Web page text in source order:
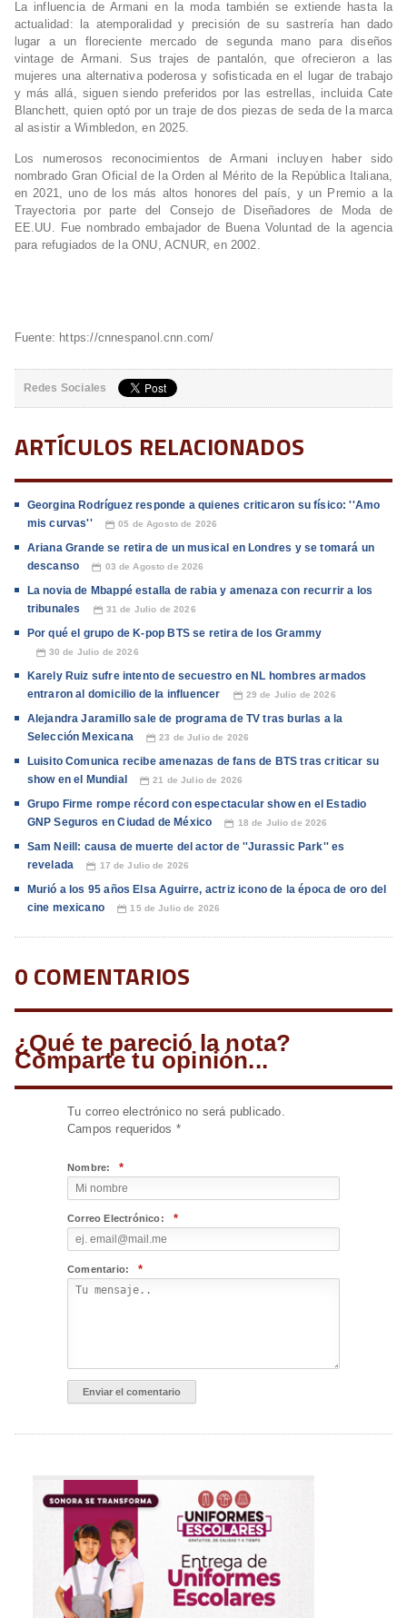
La influencia de Armani en la moda también se extiende hasta la
actualidad: la atemporalidad y precisión de su sastrería han dado
lugar a un floreciente mercado de segunda mano para diseños
vintage de Armani. Sus trajes de pantalón, que ofrecieron a las
mujeres una alternativa poderosa y sofisticada en el lugar de trabajo
y más allá, siguen siendo preferidos por las estrellas, incluida Cate
Blanchett, quien optó por un traje de dos piezas de seda de la marca
al asistir a Wimbledon, en 2025.
Los numerosos reconocimientos de Armani incluyen haber sido
nombrado Gran Oficial de la Orden al Mérito de la República Italiana,
en 2021, uno de los más altos honores del país, y un Premio a la
Trayectoria por parte del Consejo de Diseñadores de Moda de
EE.UU. Fue nombrado embajador de Buena Voluntad de la agencia
para refugiados de la ONU, ACNUR, en 2002.
Fuente: https://cnnespanol.cnn.com/
Redes Sociales
ARTÍCULOS RELACIONADOS
Georgina Rodríguez responde a quienes criticaron su físico: ''Amo
mis curvas''
📅 05 de Agosto de 2026
Ariana Grande se retira de un musical en Londres y se tomará un
descanso
📅 03 de Agosto de 2026
La novia de Mbappé estalla de rabia y amenaza con recurrir a los
tribunales
📅 31 de Julio de 2026
Por qué el grupo de K-pop BTS se retira de los Grammy
📅 30 de Julio de 2026
Karely Ruiz sufre intento de secuestro en NL hombres armados
entraron al domicilio de la influencer
📅 29 de Julio de 2026
Alejandra Jaramillo sale de programa de TV tras burlas a la
Selección Mexicana
📅 23 de Julio de 2026
Luisito Comunica recibe amenazas de fans de BTS tras criticar su
show en el Mundial
📅 21 de Julio de 2026
Grupo Firme rompe récord con espectacular show en el Estadio
GNP Seguros en Ciudad de México
📅 18 de Julio de 2026
Sam Neill: causa de muerte del actor de ''Jurassic Park'' es
revelada
📅 17 de Julio de 2026
Murió a los 95 años Elsa Aguirre, actriz icono de la época de oro del
cine mexicano
📅 15 de Julio de 2026
0 COMENTARIOS
¿Qué te pareció la nota?
Comparte tu opinión...
Tu correo electrónico no será publicado.
Campos requeridos *
Nombre: *
Correo Electrónico: *
Comentario: *